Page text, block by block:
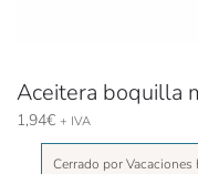
Aceitera boquilla
1,94€ + IVA
Cerrado por